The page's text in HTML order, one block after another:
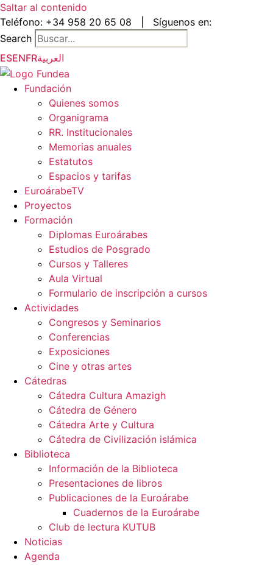
Saltar al contenido
Teléfono: +34 958 20 65 08
Síguenos en:
Search
ESENFRالعربية
Fundación
Quienes somos
Organigrama
RR. Institucionales
Memorias anuales
Estatutos
Espacios y tarifas
EuroárabeTV
Proyectos
Formación
Diplomas Euroárabes
Estudios de Posgrado
Cursos y Talleres
Aula Virtual
Formulario de inscripción a cursos
Actividades
Congresos y Seminarios
Conferencias
Exposiciones
Cine y otras artes
Cátedras
Cátedra Cultura Amazigh
Cátedra de Género
Cátedra Arte y Cultura
Cátedra de Civilización islámica
Biblioteca
Información de la Biblioteca
Presentaciones de libros
Publicaciones de la Euroárabe
Cuadernos de la Euroárabe
Club de lectura KUTUB
Noticias
Agenda